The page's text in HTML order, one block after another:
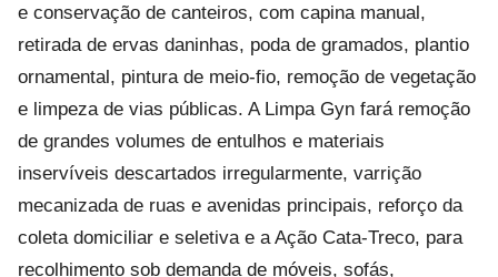
e conservação de canteiros, com capina manual,
retirada de ervas daninhas, poda de gramados, plantio
ornamental, pintura de meio-fio, remoção de vegetação
e limpeza de vias públicas. A Limpa Gyn fará remoção
de grandes volumes de entulhos e materiais
inservíveis descartados irregularmente, varrição
mecanizada de ruas e avenidas principais, reforço da
coleta domiciliar e seletiva e a Ação Cata-Treco, para
recolhimento sob demanda de móveis, sofás,